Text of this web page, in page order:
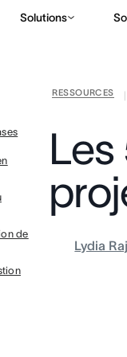
Solutions
RESSOURCES
Lydia
de